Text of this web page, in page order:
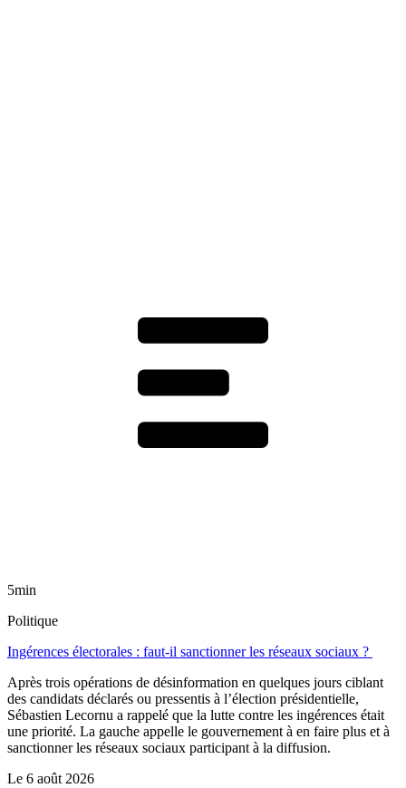
5min
Politique
Ingérences électorales : faut-il sanctionner les réseaux sociaux ?
Après trois opérations de désinformation en quelques jours ciblant
des candidats déclarés ou pressentis à l’élection présidentielle,
Sébastien Lecornu a rappelé que la lutte contre les ingérences était
une priorité. La gauche appelle le gouvernement à en faire plus et à
sanctionner les réseaux sociaux participant à la diffusion.
Le 6 août 2026